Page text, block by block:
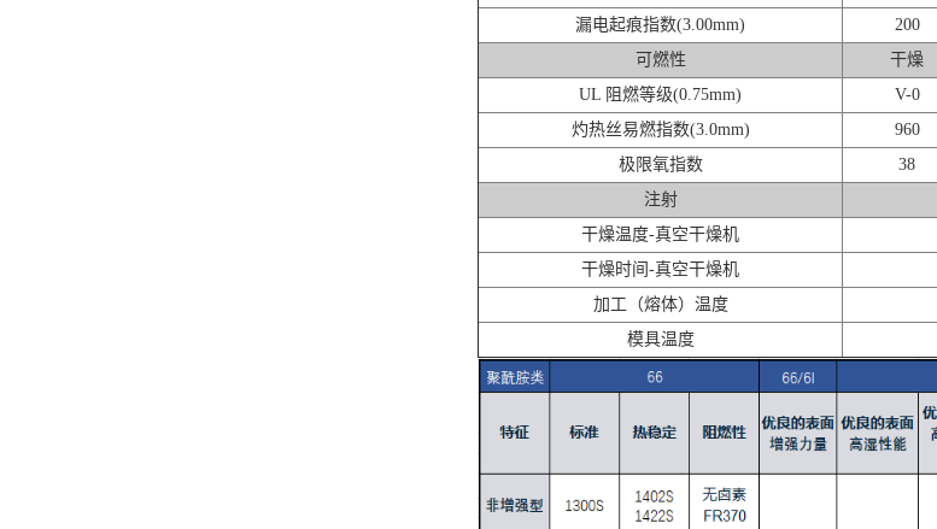
漏电起痕指数(3.00mm)
200
可燃性
干燥
UL 阻燃等级(0.75mm)
V-0
灼热丝易燃指数(3.0mm)
960
极限氧指数
38
注射
干燥温度-真空干燥机
干燥时间-真空干燥机
加工（熔体）温度
模具温度